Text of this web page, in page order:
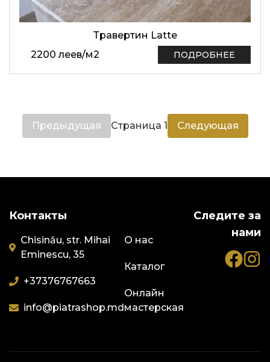
Травертин Latte
2200 леев/м2 ПОДРОБНЕЕ
Предыдущая Страница 1 Следующая
Контакты
Chisinău, str. Mihai
Eminescu, 35
+37376767663
info@piatrashop.md
О нас
Каталог
Онлайн
мастерская
Следите за
нами